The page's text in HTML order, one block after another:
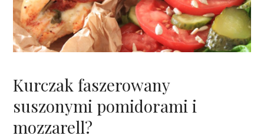
Kurczak faszerowany
suszonymi pomidorami i
mozzarell?